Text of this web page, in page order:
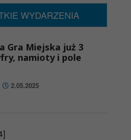
WYDARZENIA
Gra Miejska już 3
namioty i pole
2.05.2025